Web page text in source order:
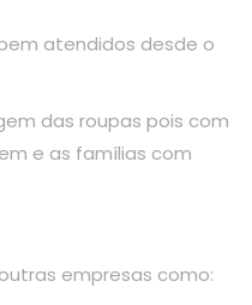
atendidos desde o
das roupas pois com
e as famílias com
empresas como: